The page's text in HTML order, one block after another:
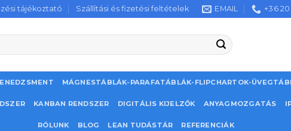
tájékoztató Szállítási és fizetési feltételek EMAIL +36
MÁGNESTÁBLÁK-PARAFATÁBLÁK-FLIPCHARTOK-
KANBAN RENDSZER DIGITÁLIS KIJELZŐK ANYAGMOZGATÁS
RÓLUNK BLOG LEAN TUDÁSTÁR REFERENCIÁK